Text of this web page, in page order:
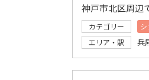
神戸市北区周辺
カテゴリー
エリア・駅
兵